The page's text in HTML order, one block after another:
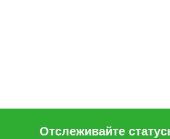
Отслеживайте